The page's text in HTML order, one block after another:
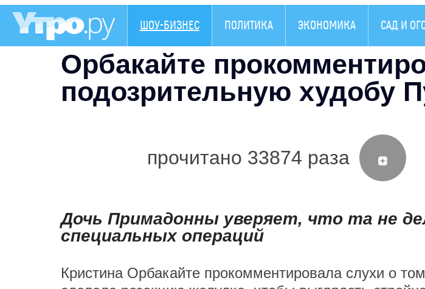
ШОУ-БИЗНЕС ПОЛИТИКА ЭКОНОМИКА САД И
Орбакайте
подозрительную худобу
прочитано 33874 раза
Дочь Примадонны уверяет, что та не
специальных операций
Кристина Орбакайте прокомментировала слухи о